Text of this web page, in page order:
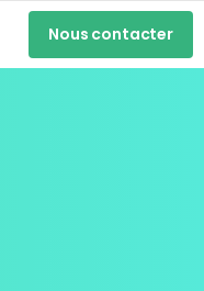
Nous contacter